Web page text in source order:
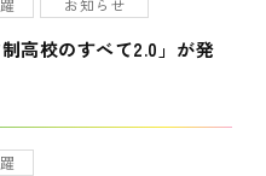
お知らせ
高校のすべて2.0」が発